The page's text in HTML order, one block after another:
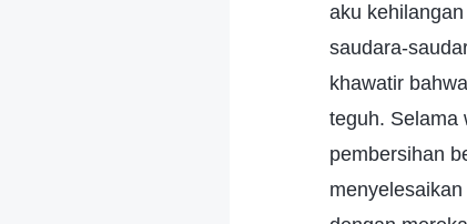
aku
saudara-
khawatir
teguh. Selama
pembersihan